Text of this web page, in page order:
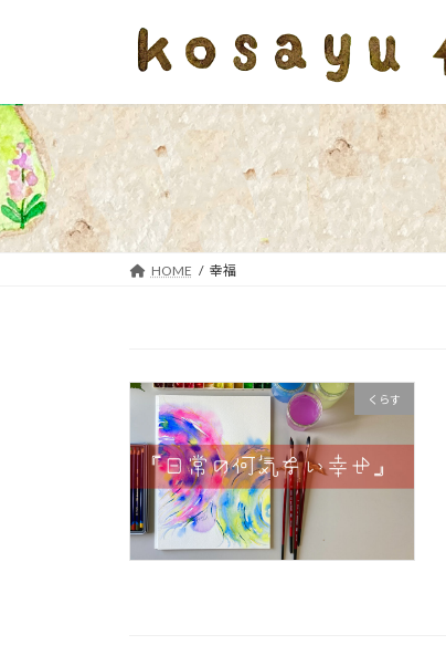
ツ
へ
ス
キ
ッ
プ
シ
ョ
ン
に
移
動
HOME 幸福
くらす